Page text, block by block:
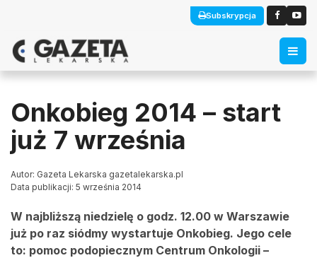
Subskrypcja
Onkobieg 2014 – start
już 7 września
Autor: Gazeta Lekarska gazetalekarska.pl
Data publikacji: 5 września 2014
W najbliższą niedzielę o godz. 12.00 w Warszawie
już po raz siódmy wystartuje Onkobieg. Jego cele
to: pomoc podopiecznym Centrum Onkologii –